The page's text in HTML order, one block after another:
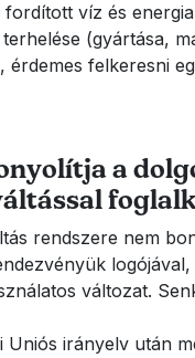
fordított víz és
(gyártása,
érdemes felkeresni
a
rendszere nem
változat.
Uniós irányelv után